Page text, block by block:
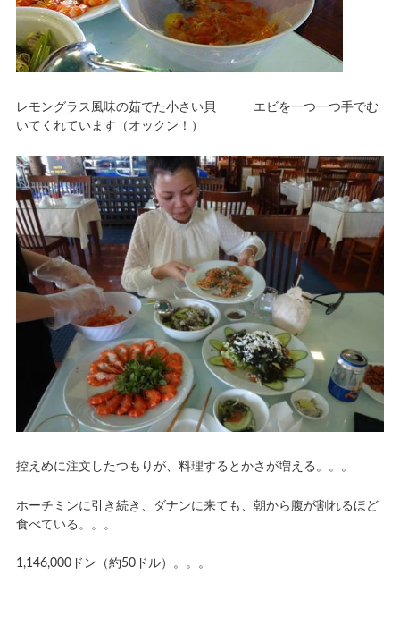
レモングラス風味の茹でた小さい貝 エビを一つ一つ手でむ
いてくれています（オックン！）
控えめに注文したつもりが、料理するとかさが増える。。。
ホーチミンに引き続き、ダナンに来ても、朝から腹が割れるほど
食べている。。。
1,146,000ドン（約50ドル）。。。